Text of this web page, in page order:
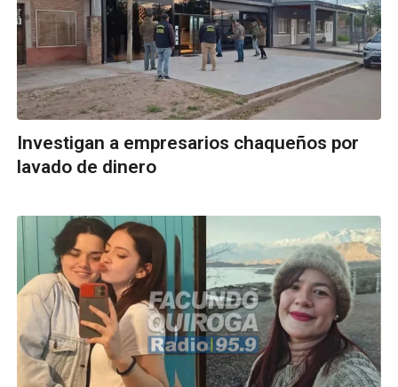
Investigan a empresarios chaqueños por
lavado de dinero